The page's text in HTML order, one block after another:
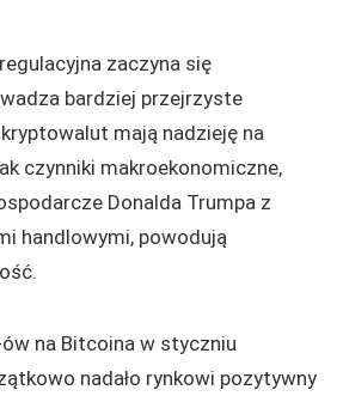
zaczyna się
bardziej przejrzyste
mają nadzieję na
czynniki makroekonomiczne,
Donalda Trumpa z
handlowymi, powodują
na Bitcoina w styczniu
nadało rynkowi pozytywny